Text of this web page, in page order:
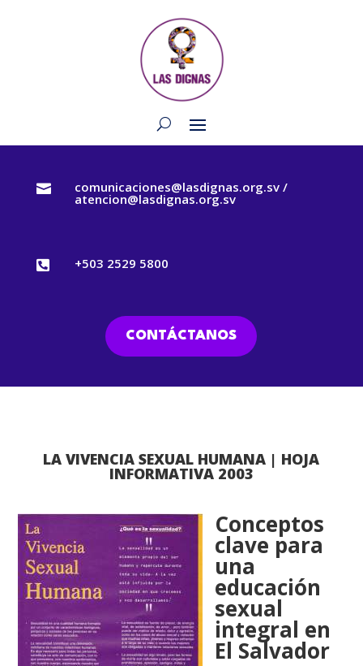
 comunicaciones@lasdignas.org.sv /
atencion@lasdignas.org.sv
 +503 2529 5800
CONTÁCTANOS
LA VIVENCIA SEXUAL HUMANA | HOJA
INFORMATIVA 2003
Conceptos
clave para
una
educación
sexual
integral en
El Salvador